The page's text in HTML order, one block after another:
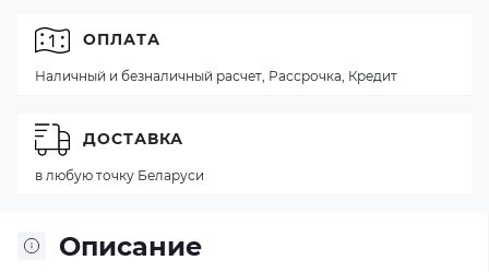
Описание
ОПЛАТА
Наличный и безналичный расчет, Рассрочка, Кредит
ДОСТАВКА
в любую точку Беларуси